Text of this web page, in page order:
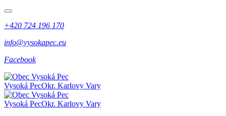
+420 724 196 170
info@vysokapec.eu
Facebook
Vysoká PecOkr. Karlovy Vary
Vysoká PecOkr. Karlovy Vary